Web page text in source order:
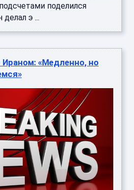
поделился
делал э ...
Ираном: «Медленно, но